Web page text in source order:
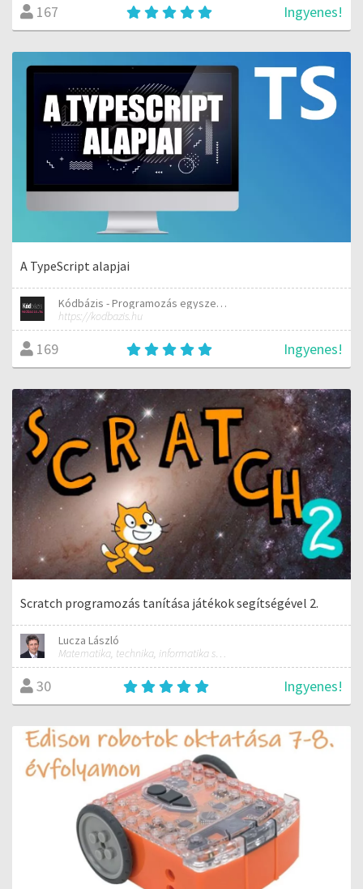
167 Ingyenes!
A TypeScript alapjai
Kódbázis - Programozás egyszerűen elmagyarázva
https://kodbazis.hu
169 Ingyenes!
Scratch programozás tanítása játékok segítségével 2.
Lucza László
Matematika, technika, informatika szakos általános iskolai tanár; mentorpedagógus, mestertanár
30 Ingyenes!